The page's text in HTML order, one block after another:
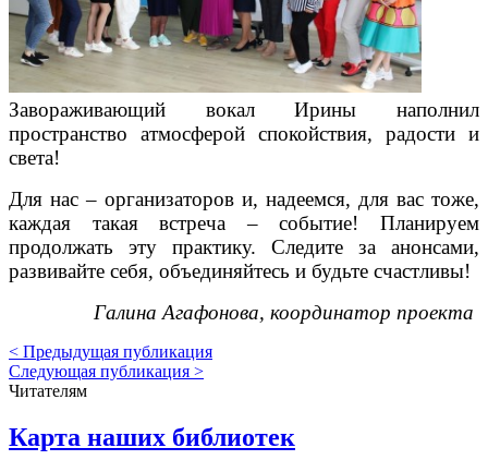
Завораживающий вокал Ирины наполнил
пространство атмосферой спокойствия, радости и
света!
Для нас – организаторов и, надеемся, для вас тоже,
каждая такая встреча – событие! Планируем
продолжать эту практику. Следите за анонсами,
развивайте себя, объединяйтесь и будьте счастливы!
Галина Агафонова, координатор проекта
< Предыдущая публикация
Следующая публикация >
Читателям
Карта наших библиотек